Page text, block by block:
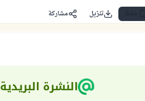
تنزيل مشاركة
النشرة البريدية